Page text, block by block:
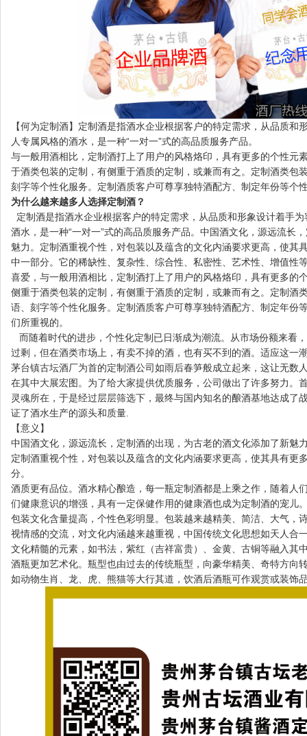
【何为定制酒】定制酒是指酒水企业根据客户的特定需求，从品质和
人专属风格的酒水，是一种“一对一”式的高品质服务产品。
与一般用酒相比，定制酒打上了用户的风格烙印，具有更多的个性元
于酒类包装的定制，有侧重于酒质的定制，或兼而有之。定制酒类包
刻字等个性化服务。定制酒质客户可尊享独特酒配方、制定年份等个
为什么越来越多人选择定制酒？
定制酒是指酒水企业根据客户的特定需求，从品质和形象设计着手
酒水，是一种“一对一”式的高品质服务产品。中国酒文化，源远流长
魅力。定制酒重视个性，对包装以及蕴含的文化内涵要求更高，使其
中一部分。它的稀缺性、复杂性、综合性、私密性、艺术性、增值性
喜爱，与一般用酒相比，定制酒打上了用户的风格烙印，具有更多的
侧重于酒类包装的定制，有侧重于酒质的定制，或兼而有之。定制酒
语、刻字等个性化服务。定制酒质客户可尊享独特酒配方、制定年份
们所重视的。
而随着时代的进步，个性化定制已日渐成为潮流。从市场份额来看
过剩，但在酒类市场上，有卖不掉的酒，也有买不到的酒。适应这一
茅台镇古坛酒厂为首的定制酒公司如雨后春笋般成立起来，这让无数
在其中大展宏图。为了给大家提供优质服务，公司做出了许多努力。
灵魂所在，于是经过层层筛选下，最终与国内知名的酿酒基地达成了
证了酒水生产的源头和质量.
【意义】
中国酒文化，源远流长，定制酒的出现，为古老的酒文化添加了新魅
定制酒重视个性，对包装以及蕴含的文化内涵要求更高，使其具有更
分。
酒质更有品位。酒水精心酿造，每一瓶定制酒都是上乘之作，随着人
们健康意识的增强，具有一定保健作用的健康酒也成为定制酒的宠儿
包装文化含量提高，个性色彩明显。包装越来越精美、简洁、大气，
视情感的交流，对文化内涵越来越重视，中国传统文化思想如天人合
文化精髓的元素，如书法，紫红（吉祥富贵）、金黄、古铜等融入其
酒瓶更加艺术化。瓶型也由过去的传统瓶型，向豪华精美、奇特方向
如动物生肖、龙、虎、熊猫等大行其道，饮酒后酒瓶可作观赏或装饰